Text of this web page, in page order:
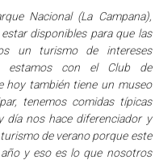
Nacional (La Campana),
disponibles para que las
un turismo de intereses
estamos con el Club de
hoy también tiene un museo
tenemos comidas típicas
día nos hace diferenciador y
de verano porque este
y eso es lo que nosotros